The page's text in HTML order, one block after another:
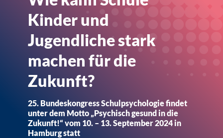
Kinder und
Jugendliche stark
machen für die
Zukunft?
25. Bundeskongress Schulpsychologie findet
unter dem Motto „Psychisch gesund in die
Zukunft!“ vom 10. – 13. September 2024 in
Hamburg statt